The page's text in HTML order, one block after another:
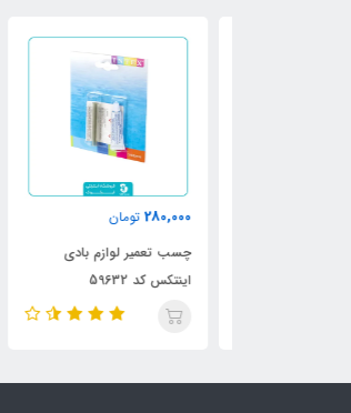
280,000 تومان
چسب تعمیر لوازم بادی
اینتکس کد 59632